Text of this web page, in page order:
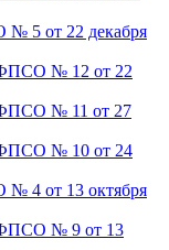
№ 5 от 22 декабря
ФПСО № 12 от 22
ФПСО № 11 от 27
ФПСО № 10 от 24
№ 4 от 13 октября
ФПСО № 9 от 13